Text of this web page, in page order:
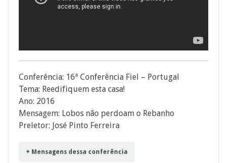
Conferência: 16ª Conferência Fiel – Portugal
Tema: Reedifiquem esta casa!
Ano: 2016
Mensagem: Lobos não perdoam o Rebanho
Preletor: José Pinto Ferreira
+ Mensagens dessa conferência